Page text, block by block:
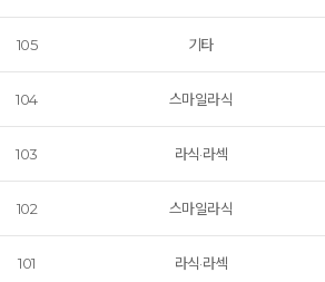
105 기타
104 스마일라식
103 라식·라섹
102 스마일라식
101 라식·라섹